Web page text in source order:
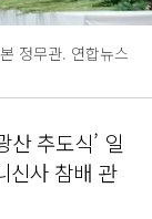
정무관. 연합뉴스
산 추도식’ 일
신사 참배 관